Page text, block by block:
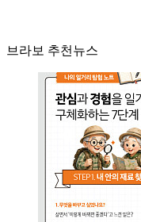
브라보 추천뉴스